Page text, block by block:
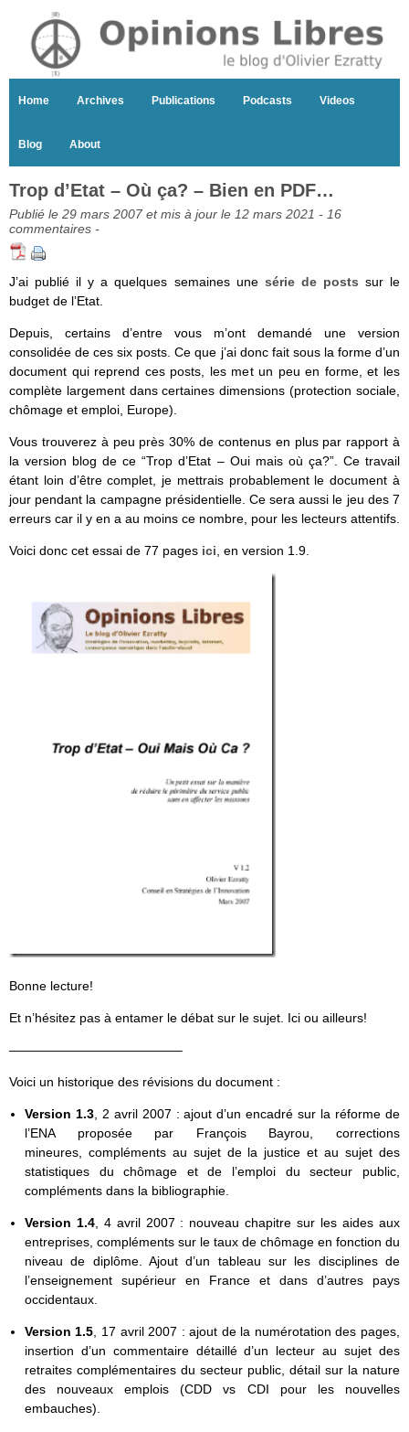
Home Archives Publications Podcasts Videos
Blog About
Trop d’Etat – Où ça? – Bien en PDF…
Publié le 29 mars 2007 et mis à jour le 12 mars 2021 - 16
commentaires -
J’ai publié il y a quelques semaines une série de posts sur le
budget de l’Etat.
Depuis, certains d’entre vous m’ont demandé une version
consolidée de ces six posts. Ce que j’ai donc fait sous la forme d’un
document qui reprend ces posts, les met un peu en forme, et les
complète largement dans certaines dimensions (protection sociale,
chômage et emploi, Europe).
Vous trouverez à peu près 30% de contenus en plus par rapport à
la version blog de ce “Trop d’Etat – Oui mais où ça?”. Ce travail
étant loin d’être complet, je mettrais probablement le document à
jour pendant la campagne présidentielle. Ce sera aussi le jeu des 7
erreurs car il y en a au moins ce nombre, pour les lecteurs attentifs.
Voici donc cet essai de 77 pages ici, en version 1.9.
Bonne lecture!
Et n’hésitez pas à entamer le débat sur le sujet. Ici ou ailleurs!
—————————————–
Voici un historique des révisions du document :
Version 1.3, 2 avril 2007 : ajout d’un encadré sur la réforme de
l’ENA proposée par François Bayrou, corrections
mineures, compléments au sujet de la justice et au sujet des
statistiques du chômage et de l’emploi du secteur public,
compléments dans la bibliographie.
Version 1.4, 4 avril 2007 : nouveau chapitre sur les aides aux
entreprises, compléments sur le taux de chômage en fonction du
niveau de diplôme. Ajout d’un tableau sur les disciplines de
l’enseignement supérieur en France et dans d’autres pays
occidentaux.
Version 1.5 , 17 avril 2007 : ajout de la numérotation des pages,
insertion d’un commentaire détaillé d’un lecteur au sujet des
retraites complémentaires du secteur public, détail sur la nature
des nouveaux emplois (CDD vs CDI pour les nouvelles
embauches).